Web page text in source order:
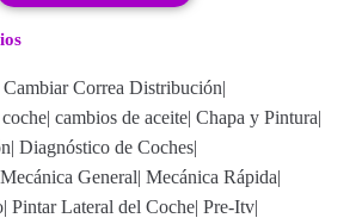
Cambiar Correa Distribución|
| cambios de aceite| Chapa y Pintura|
| Diagnóstico de Coches|
Mecánica General| Mecánica Rápida|
| Pintar Lateral del Coche| Pre-Itv|